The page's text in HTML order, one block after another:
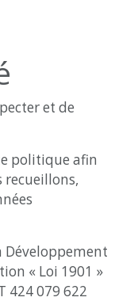
et de
politique afin
Développement
« Loi 1901 »
424 079 622